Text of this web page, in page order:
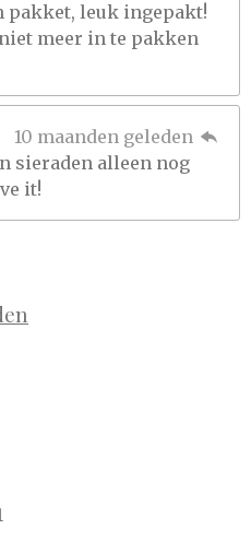
pakket, leuk ingepakt!
meer in te pakken
10 maanden geleden
sieraden alleen nog
it!